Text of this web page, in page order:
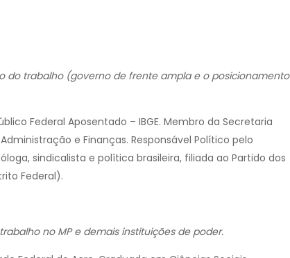
do trabalho (governo de frente ampla e o posicionamento
Federal Aposentado – IBGE. Membro da Secretaria
e Finanças. Responsável Político pelo
sindicalista e política brasileira, filiada ao Partido dos
Federal).
no MP e demais instituições de poder.